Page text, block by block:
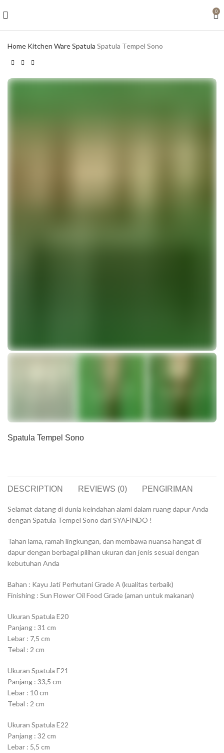
0
Home Kitchen WareSpatula Spatula Tempel Sono
Spatula Tempel Sono
DESCRIPTION REVIEWS (0) PENGIRIMAN
Selamat datang di dunia keindahan alami dalam ruang dapur Anda
dengan Spatula Tempel Sono dari SYAFINDO !
Tahan lama, ramah lingkungan, dan membawa nuansa hangat di
dapur dengan berbagai pilihan ukuran dan jenis sesuai dengan
kebutuhan Anda
Bahan : Kayu Jati Perhutani Grade A (kualitas terbaik)
Finishing : Sun Flower Oil Food Grade (aman untuk makanan)
Ukuran Spatula E20
Panjang : 31 cm
Lebar : 7,5 cm
Tebal : 2 cm
Ukuran Spatula E21
Panjang : 33,5 cm
Lebar : 10 cm
Tebal : 2 cm
Ukuran Spatula E22
Panjang : 32 cm
Lebar : 5,5 cm